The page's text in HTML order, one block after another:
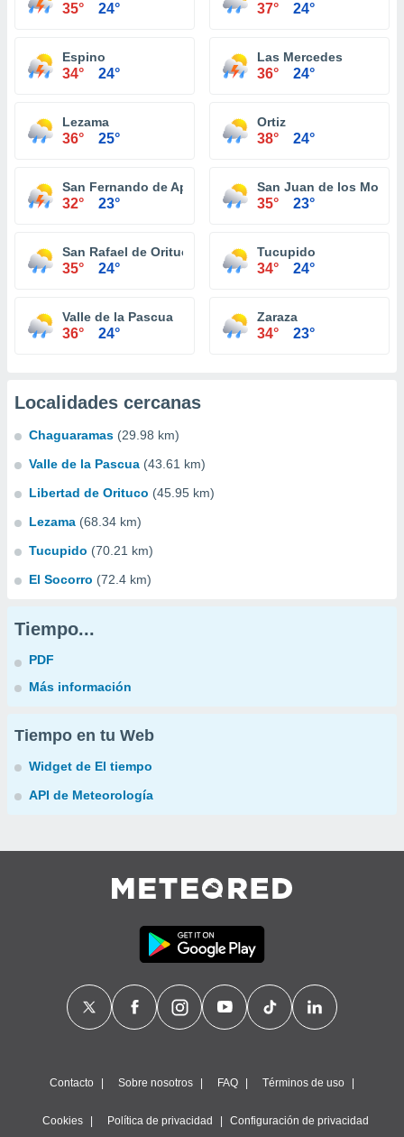
35° 24° 37° 24°
Espino
34° 24°
Las Mercedes
36° 24°
Lezama
36° 25°
Ortiz
38° 24°
San Fernando de Apure
32° 23°
San Juan de los Morros
35° 23°
San Rafael de Orituco
35° 24°
Tucupido
34° 24°
Valle de la Pascua
36° 24°
Zaraza
34° 23°
Localidades cercanas
Chaguaramas (29.98 km)
Valle de la Pascua (43.61 km)
Libertad de Orituco (45.95 km)
Lezama (68.34 km)
Tucupido (70.21 km)
El Socorro (72.4 km)
Tiempo...
PDF
Más información
Tiempo en tu Web
Widget de El tiempo
API de Meteorología
Contacto Sobre nosotros FAQ Términos de uso
Cookies Política de privacidad Configuración de privacidad